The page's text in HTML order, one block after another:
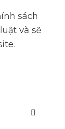
sách
và sẽ